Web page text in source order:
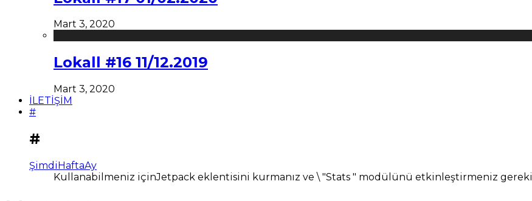
Mart 3, 2020
Lokall #16 11/12.2019
Mart 3, 2020
İLETİŞİM
#
#
ŞimdiHaftaAy
Kullanabilmeniz içinJetpack eklentisini kurmanız ve \ "Stats " modülünü etkinleştirmeniz